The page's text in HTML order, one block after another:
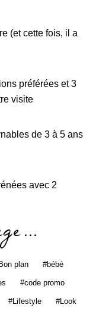
(et cette fois, il a
préférées et 3
visite
de 3 à 5 ans
avec 2
plan bébé
code promo
Lifestyle Look